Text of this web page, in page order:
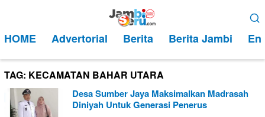
kontenMobile
HOME Advertorial Berita Berita Jambi
TAG: KECAMATAN BAHAR UTARA
Desa Sumber Jaya Maksimalkan Madrasah
Diniyah Untuk Generasi Penerus